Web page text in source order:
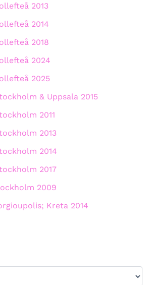
2013
2014
2018
2024
2025
& Uppsala 2015
2011
2013
2014
2017
2009
Kreta 2014